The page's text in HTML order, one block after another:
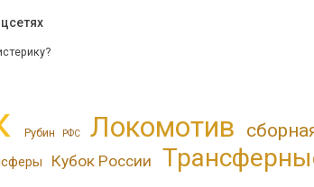
Рубин РФС Локомотив
Кубок России